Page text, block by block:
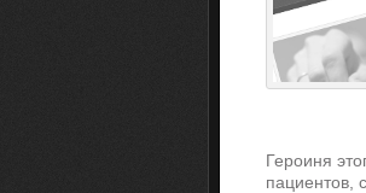
Героиня
пациентов,